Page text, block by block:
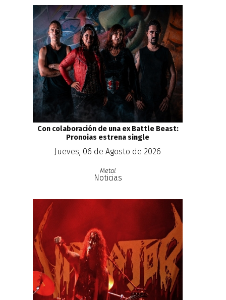
Con colaboración de una ex Battle Beast:
Pronoias estrena single
Jueves, 06 de Agosto de 2026
Metal
Noticias